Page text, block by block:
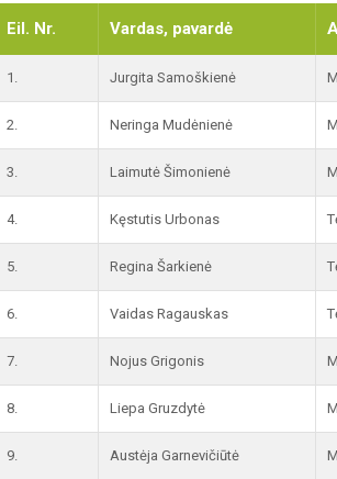
Eil. Nr. Vardas, pavardė
1. Jurgita Samoškienė
2. Neringa Mudėnienė
3. Laimutė Šimonienė
4. Kęstutis Urbonas
5. Regina Šarkienė
6. Vaidas Ragauskas
7. Nojus Grigonis
8. Liepa Gruzdytė
9. Austėja Garnevičiūtė